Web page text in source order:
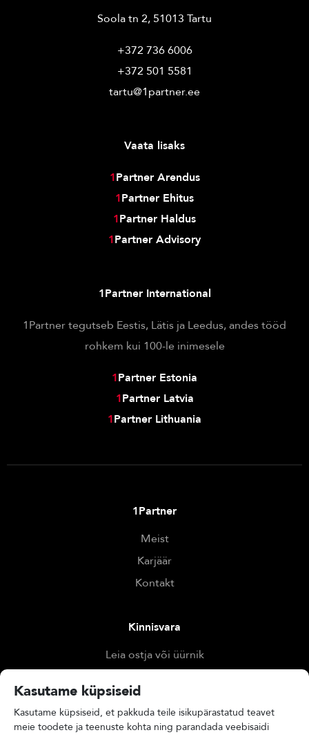
Soola tn 2, 51013 Tartu
+372 736 6006
+372 501 5581
tartu@1partner.ee
Vaata lisaks
1Partner Arendus
1Partner Ehitus
1Partner Haldus
1Partner Advisory
1Partner International
1Partner tegutseb Eestis, Lätis ja Leedus, andes tööd
rohkem kui 100-le inimesele
1Partner Estonia
1Partner Latvia
1Partner Lithuania
1Partner
Meist
Karjäär
Kontakt
Kinnisvara
Leia ostja või üürnik
Hinda kinnisvara
Kasutame küpsiseid
Kasutame küpsiseid, et pakkuda teile isikupärastatud teavet
meie toodete ja teenuste kohta ning parandada veebisaidi